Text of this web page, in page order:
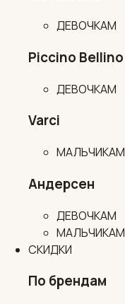
ДЕВОЧКАМ
Piccino Bellino
ДЕВОЧКАМ
Varci
МАЛЬЧИКАМ
Андерсен
ДЕВОЧКАМ
МАЛЬЧИКАМ
СКИДКИ
По брендам